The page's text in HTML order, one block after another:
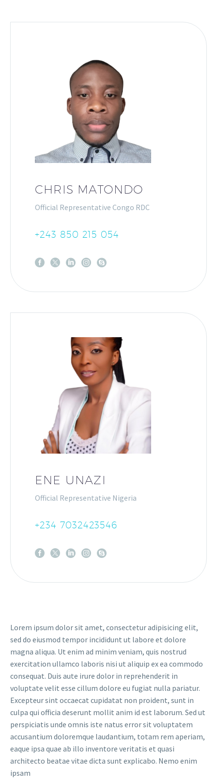
CHRIS MATONDO
Official Representative Congo RDC
+243 850 215 054
ENE UNAZI
Official Representative Nigeria
+234 7032423546
Lorem ipsum dolor sit amet, consectetur adipisicing elit,
sed do eiusmod tempor incididunt ut labore et dolore
magna aliqua. Ut enim ad minim veniam, quis nostrud
exercitation ullamco laboris nisi ut aliquip ex ea commodo
consequat. Duis aute irure dolor in reprehenderit in
voluptate velit esse cillum dolore eu fugiat nulla pariatur.
Excepteur sint occaecat cupidatat non proident, sunt in
culpa qui officia deserunt mollit anim id est laborum. Sed ut
perspiciatis unde omnis iste natus error sit voluptatem
accusantium doloremque laudantium, totam rem aperiam,
eaque ipsa quae ab illo inventore veritatis et quasi
architecto beatae vitae dicta sunt explicabo. Nemo enim
ipsam